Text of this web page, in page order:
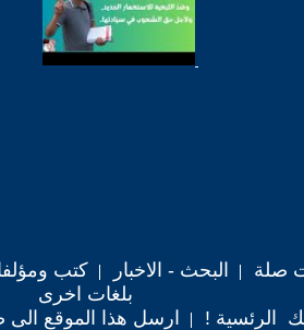
صلة البحث - الاخبار كتب
بلغات اخرى
الرئسية ! ارسل هذا الموقع